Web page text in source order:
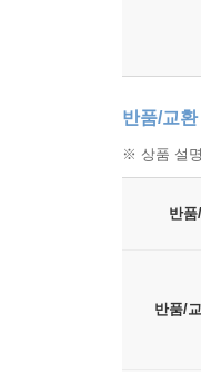
반품/교환
※ 상품 설
반품
반품/